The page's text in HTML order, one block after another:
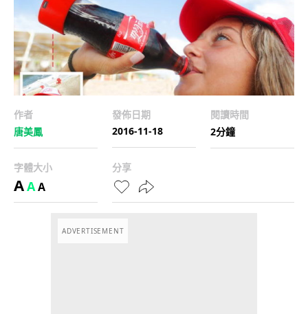
作者
唐美鳳
發佈日期
2016-11-18
閱讀時間
2分鐘
字體大小
AAA
分享
ADVERTISEMENT